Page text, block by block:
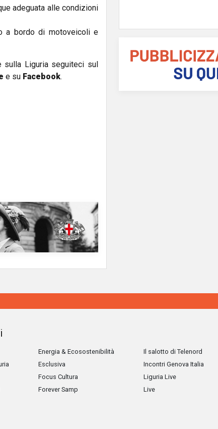
adeguata alle condizioni
a bordo di motoveicoli e
sulla Liguria seguiteci sul
e su Facebook.
Energia & Ecosostenibilità
Esclusiva
Focus Cultura
Forever Samp
Il salotto di Telenord
Incontri Genova Italia
Liguria Live
Live